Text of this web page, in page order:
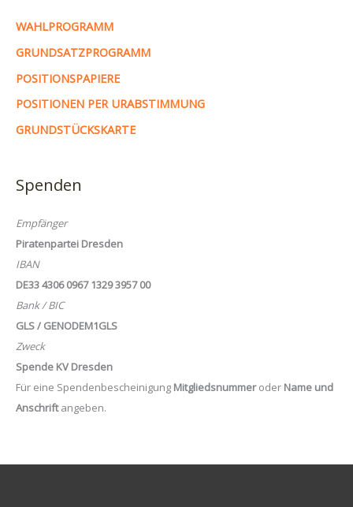
WAHLPROGRAMM
GRUNDSATZPROGRAMM
POSITIONSPAPIERE
POSITIONEN PER URABSTIMMUNG
GRUNDSTÜCKSKARTE
Spenden
Empfänger
Piratenpartei Dresden
IBAN
DE33 4306 0967 1329 3957 00
Bank / BIC
GLS / GENODEM1GLS
Zweck
Spende KV Dresden
Für eine Spendenbescheinigung Mitgliedsnummeroder Name und
Anschriftangeben.